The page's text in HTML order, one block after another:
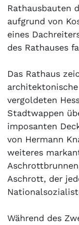
Rathausbauten
aufgrund von
eines
des Rathauses
Das Rathaus
vergoldeten
Stadtwappen
imposanten
von Hermann
weiteres
Aschrott, der
Während des